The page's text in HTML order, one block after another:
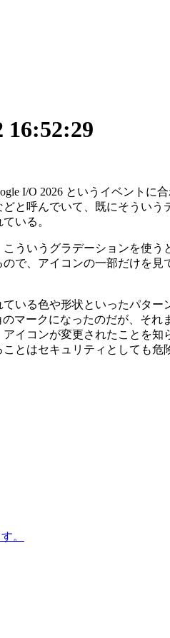
16:52:29
I/O 2026 というイベントに
と呼んでいて、既にそういう
いる。
ういうグラデーションを使う
で、アイコンの一部だけを
る色や形状といったパター
マークになったのだが、そ
イコンが変更されたことを知
とはセキュリティとしても危
。